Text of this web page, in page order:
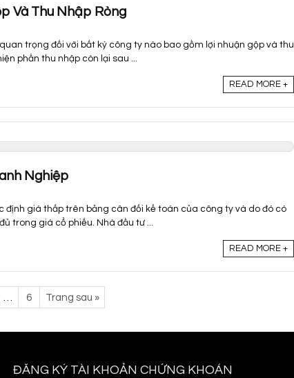
Và Thu Nhập Ròng
trọng đối với bất kỳ công ty nào bao gồm lợi nhuận gộp và thu
phần thu nhập còn lại sau ...
READ MORE +
Nghiệp
định giá thấp trên bảng cân đối kế toán của công ty và do đó có
trong giá cổ phiếu. Nhà đầu tư ...
READ MORE +
6 Trang sau »
ĐĂNG KÝ TÀI KHOẢN CHỨNG KHOÁN